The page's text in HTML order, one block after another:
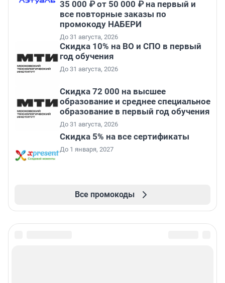
35 000 ₽ от 50 000 ₽ на первый и
все повторные заказы по
промокоду НАБЕРИ
До 31 августа, 2026
Скидка 10% на ВО и СПО в первый
год обучения
До 31 августа, 2026
Скидка 72 000 на высшее
образование и среднее специальное
образование в первый год обучения
До 31 августа, 2026
Скидка 5% на все сертификаты
До 1 января, 2027
Все промокоды